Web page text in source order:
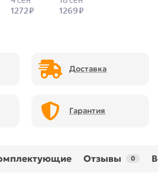
Доставка
Гарантия
Отзывы 0